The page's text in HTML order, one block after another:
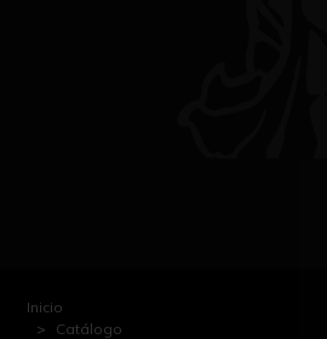
Inicio
Catálogo